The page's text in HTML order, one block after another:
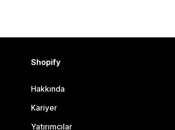
Shopify
Hakkında
Kariyer
Yatırımcılar